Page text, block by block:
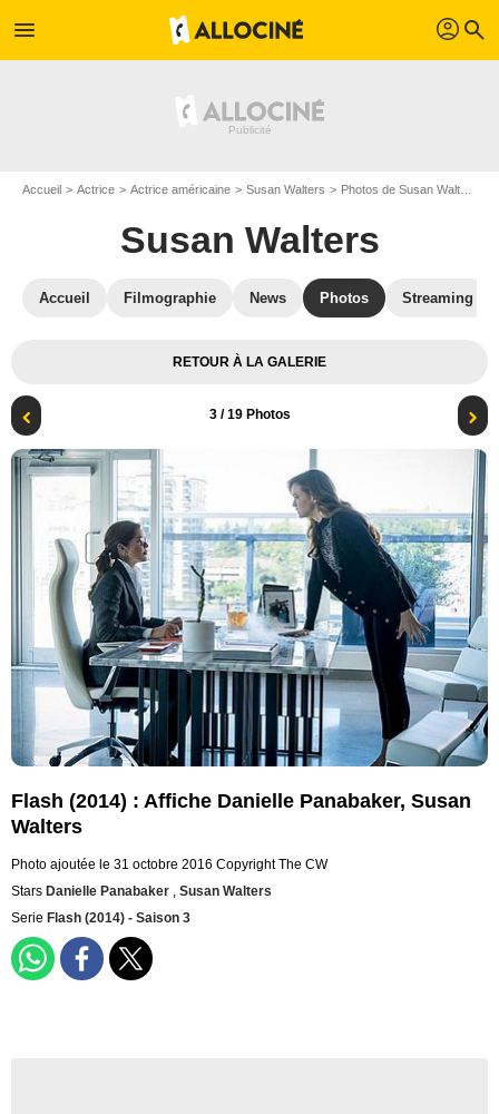
menu profil search
Accueil Actrice Actrice américaine Susan Walters Photos de Susan Walters
Susan Walters
Accueil Filmographie News Photos Streaming
RETOUR À LA GALERIE
3/ 19 Photos
Flash (2014) : Affiche Danielle Panabaker, Susan
Walters
Photo ajoutée le 31 octobre 2016 Copyright The CW
Stars Danielle Panabaker , Susan Walters
Serie Flash (2014) - Saison 3